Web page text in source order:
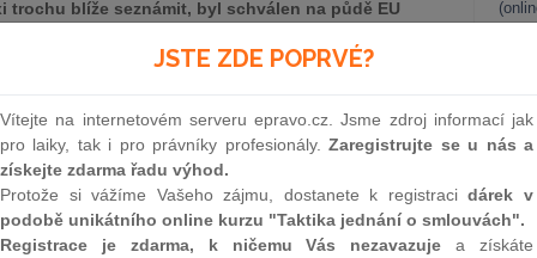
trochu blíže seznámit, byl schválen na půdě EU
nahrazuje. Jedná se o nařízení Řím I,[4] které bylo
všechny smlouvy 17. prosincem 2009 počínaje.[5]
rysy nové úpravy.
JSTE ZDE POPRVÉ?
Vítejte na internetovém serveru epravo.cz. Jsme zdroj informací jak
pro laiky, tak i pro právníky profesionály.Zaregistrujte se u nás a
získejte zdarma řadu výhod.
Protože si vážíme Vašeho zájmu, dostanete k registracidárek v
podobě unikátního online kurzu "Taktika jednání o smlouvách".
Registrace je zdarma, k ničemu Vás nezavazuje a získáte